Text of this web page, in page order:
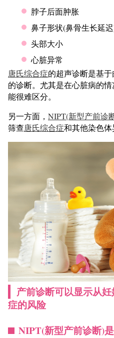
脖子后面肿胀
鼻子形状(鼻骨生长延
头部大小
心脏异常
唐氏综合症的超声诊断是基
的诊断。尤其是在心脏病的
能很难区分。
另一方面， NIPT(新型产前诊
筛查唐氏综合症和其他染色体
产前诊断可以显示从
症的风险
NIPT(新型产前诊断)